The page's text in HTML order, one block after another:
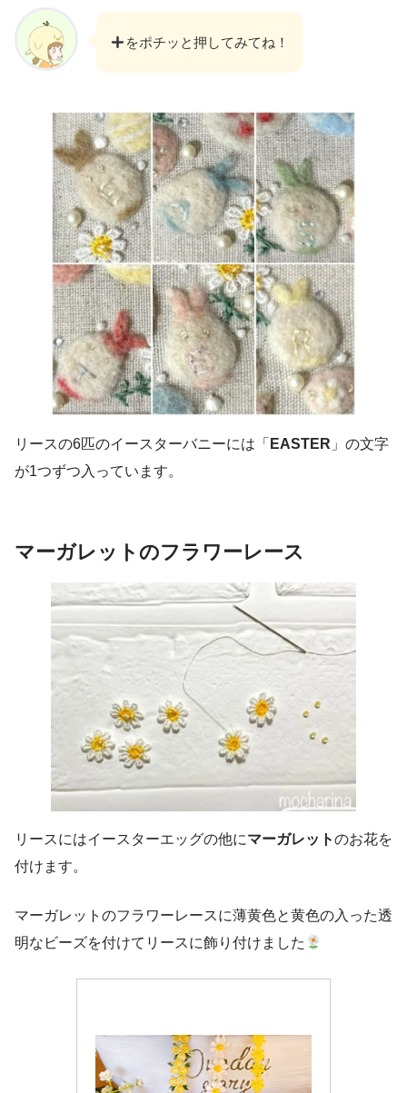
をポチッと押してみてね！
リースの6匹のイースターバニーには「 EASTER 」の文字
が1つずつ入っています。
マーガレットのフラワーレース
リースにはイースターエッグの他にマーガレットのお花を
付けます。
マーガレットのフラワーレースに薄黄色と黄色の入った透
明なビーズを付けてリースに飾り付けました